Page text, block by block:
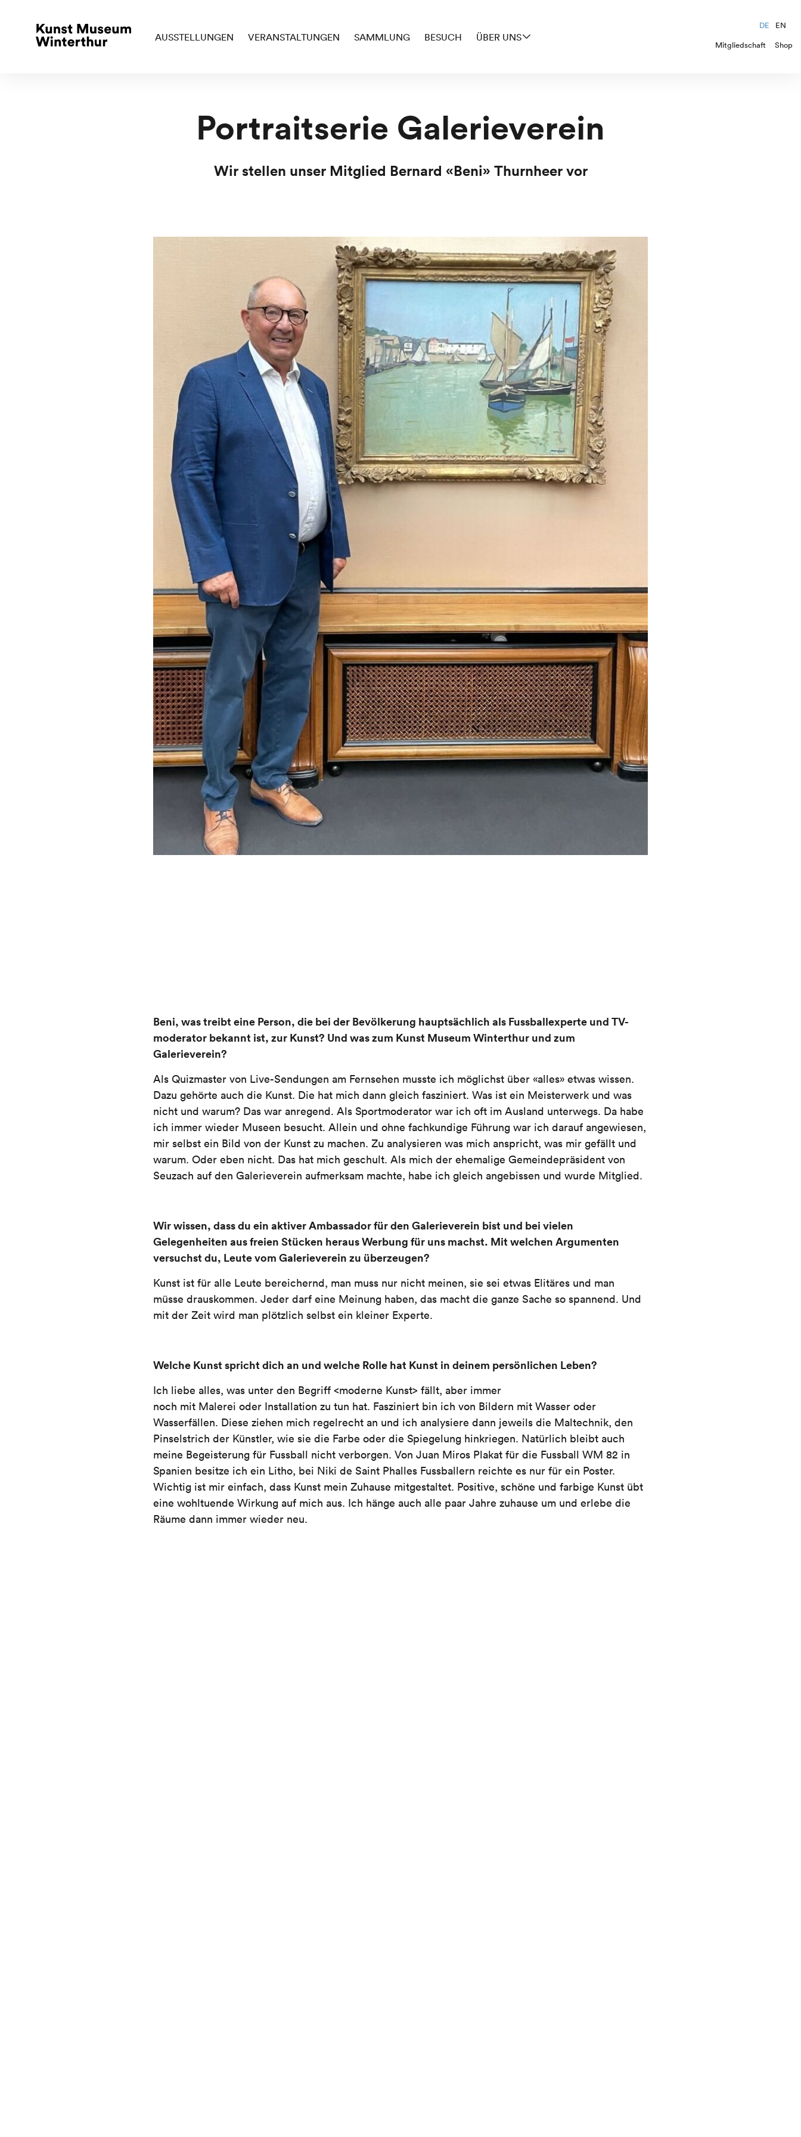
AUSSTELLUNGEN VERANSTALTUNGEN SAMMLUNG BESUCH ÜBER UNS
DE
EN
Mitgliedschaft
Shop
Portraitserie Galerieverein
Wir stellen unser Mitglied Bernard «Beni» Thurnheer vor
Beni, was treibt eine Person, die bei der Bevölkerung hauptsächlich als Fussballexperte und TV-
moderator bekannt ist, zur Kunst? Und was zum Kunst Museum Winterthur und zum
Galerieverein?
Als Quizmaster von Live-Sendungen am Fernsehen musste ich möglichst über «alles» etwas wissen.
Dazu gehörte auch die Kunst. Die hat mich dann gleich fasziniert. Was ist ein Meisterwerk und was
nicht und warum? Das war anregend. Als Sportmoderator war ich oft im Ausland unterwegs. Da habe
ich immer wieder Museen besucht. Allein und ohne fachkundige Führung war ich darauf angewiesen,
mir selbst ein Bild von der Kunst zu machen. Zu analysieren was mich anspricht, was mir gefällt und
warum. Oder eben nicht. Das hat mich geschult. Als mich der ehemalige Gemeindepräsident von
Seuzach auf den Galerieverein aufmerksam machte, habe ich gleich angebissen und wurde Mitglied.
Wir wissen, dass du ein aktiver Ambassador für den Galerieverein bist und bei vielen
Gelegenheiten aus freien Stücken heraus Werbung für uns machst. Mit welchen Argumenten
versuchst du, Leute vom Galerieverein zu überzeugen?
Kunst ist für alle Leute bereichernd, man muss nur nicht meinen, sie sei etwas Elitäres und man
müsse drauskommen. Jeder darf eine Meinung haben, das macht die ganze Sache so spannend. Und
mit der Zeit wird man plötzlich selbst ein kleiner Experte.
Welche Kunst spricht dich an und welche Rolle hat Kunst in deinem persönlichen Leben?
Ich liebe alles, was unter den Begriff <moderne Kunst> fällt, aber immer
noch mit Malerei oder Installation zu tun hat. Fasziniert bin ich von Bildern mit Wasser oder
Wasserfällen. Diese ziehen mich regelrecht an und ich analysiere dann jeweils die Maltechnik, den
Pinselstrich der Künstler, wie sie die Farbe oder die Spiegelung hinkriegen. Natürlich bleibt auch
meine Begeisterung für Fussball nicht verborgen. Von Juan Miros Plakat für die Fussball WM 82 in
Spanien besitze ich ein Litho, bei Niki de Saint Phalles Fussballern reichte es nur für ein Poster.
Wichtig ist mir einfach, dass Kunst mein Zuhause mitgestaltet. Positive, schöne und farbige Kunst übt
eine wohltuende Wirkung auf mich aus. Ich hänge auch alle paar Jahre zuhause um und erlebe die
Räume dann immer wieder neu.